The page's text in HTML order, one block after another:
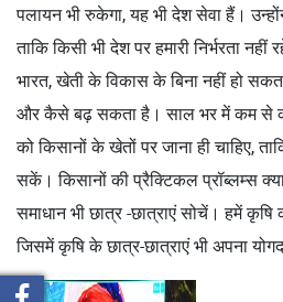
पलायन भी रुकेगा, यह भी देश सेवा हैं।
ताकि किसी भी देश पर हमारी निर्भरता
भारत, खेती के विकास के बिना नहीं हो
और कैसे बढ़ सकता है। साल भर में कम से कम
को किसानों के खेतों पर जाना ही चाहिए,
सकें। किसानों की प्रैक्टिकल प्रॉब्लम्स
समाधान भी छात्र -छात्राएं सोचें। हमें कृषि
जिसमें कृषि के छात्र-छात्राएं भी अपना